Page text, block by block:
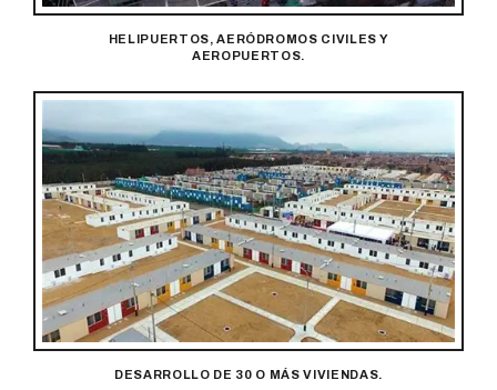
HELIPUERTOS, AERÓDROMOS CIVILES Y
AEROPUERTOS.
DESARROLLO DE 30 O MÁS VIVIENDAS.